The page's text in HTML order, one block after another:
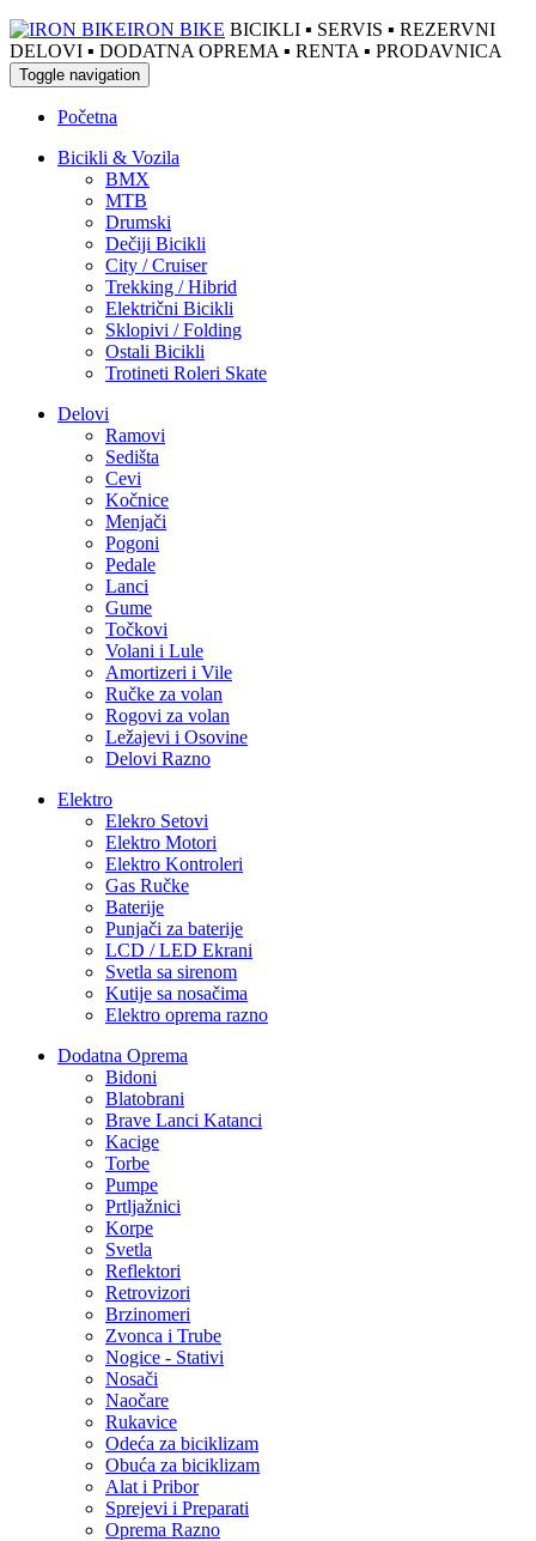
IRON BIKE BICIKLI ▪ SERVIS ▪ REZERVNI
DELOVI ▪ DODATNA OPREMA ▪ RENTA ▪ PRODAVNICA
Toggle navigation
Početna
Bicikli & Vozila
BMX
MTB
Drumski
Dečiji Bicikli
City / Cruiser
Trekking / Hibrid
Električni Bicikli
Sklopivi / Folding
Ostali Bicikli
Trotineti Roleri Skate
Delovi
Ramovi
Sedišta
Cevi
Kočnice
Menjači
Pogoni
Pedale
Lanci
Gume
Točkovi
Volani i Lule
Amortizeri i Vile
Ručke za volan
Rogovi za volan
Ležajevi i Osovine
Delovi Razno
Elektro
Elekro Setovi
Elektro Motori
Elektro Kontroleri
Gas Ručke
Baterije
Punjači za baterije
LCD / LED Ekrani
Svetla sa sirenom
Kutije sa nosačima
Elektro oprema razno
Dodatna Oprema
Bidoni
Blatobrani
Brave Lanci Katanci
Kacige
Torbe
Pumpe
Prtljažnici
Korpe
Svetla
Reflektori
Retrovizori
Brzinomeri
Zvonca i Trube
Nogice - Stativi
Nosači
Naočare
Rukavice
Odeća za biciklizam
Obuća za biciklizam
Alat i Pribor
Sprejevi i Preparati
Oprema Razno